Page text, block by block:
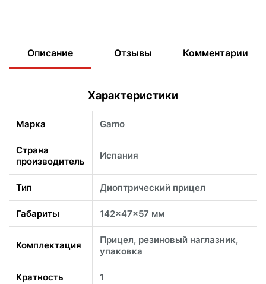
Описание Отзывы Комментарии
Характеристики
Марка Gamo
Страна
производитель
Испания
Тип Диоптрический прицел
Габариты 142x47x57 мм
Комплектация
Прицел, резиновый наглазник,
упаковка
Кратность 1